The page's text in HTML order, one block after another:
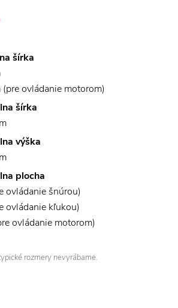
šírka
ovládanie motorom)
šírka
výška
plocha
ovládanie šnúrou)
ovládanie kľukou)
ovládanie motorom)
rozmery nevyrábame.